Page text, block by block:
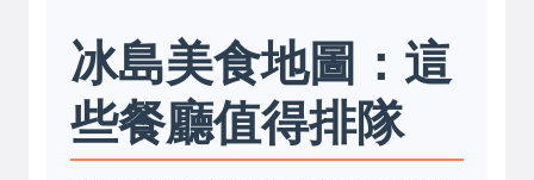
冰島美食地圖：這
些餐廳值得排隊